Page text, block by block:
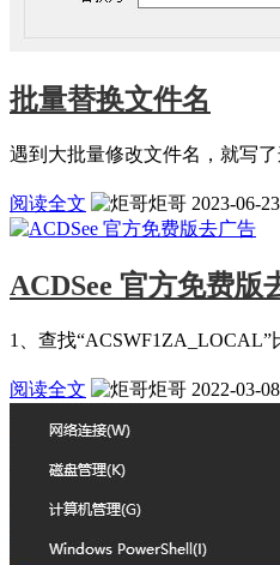
批量替换文件名
遇到大批量修改文件名，就写了
阅读全文 炬哥 2023-06-23
ACDSee 官方免费版
1、查找“ACSWF1ZA_LOCAL”
阅读全文 炬哥 2022-03-08